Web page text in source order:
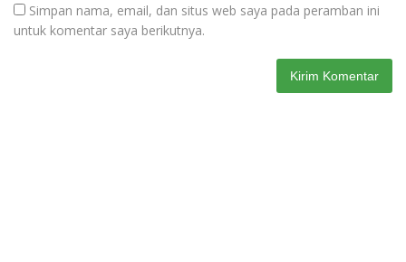
Simpan nama, email, dan situs web saya pada peramban ini
untuk komentar saya berikutnya.